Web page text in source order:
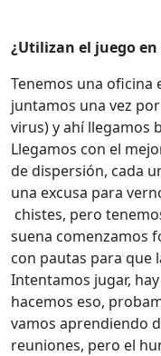
¿Utilizan el juego
Tenemos una oficina
juntamos una vez
virus) y ahí llegamos
Llegamos con el
de dispersión, cada
una excusa para
chistes, pero
suena comenzamos
con pautas para que
Intentamos jugar,
hacemos eso,
vamos aprendiendo
reuniones, pero el